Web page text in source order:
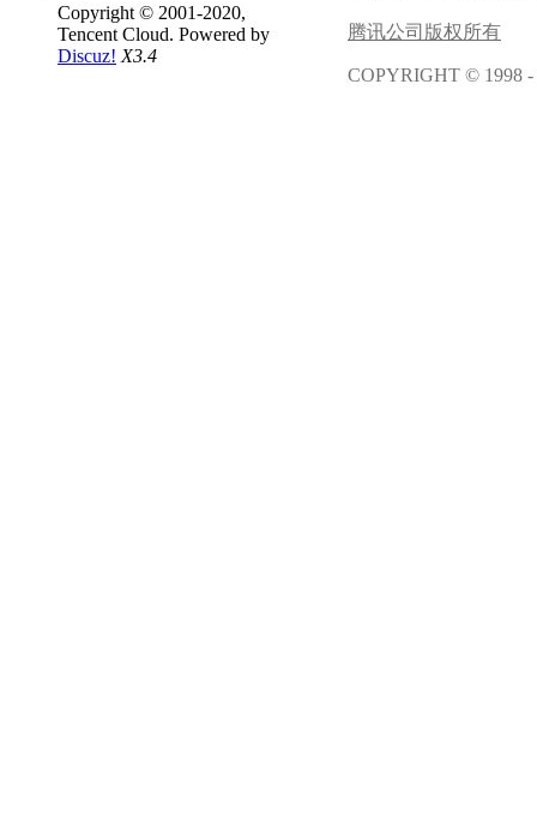
腾讯公司版权所有
COPYRIGHT © 1998
Copyright © 2001-2020,
Tencent Cloud. Powered by
Discuz! X3.4